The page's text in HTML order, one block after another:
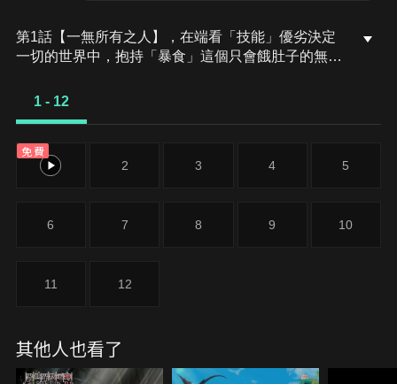
第1話【一無所有之人】，在端看「技能」優劣決定
一切的世界中，抱持「暴食」這個只會餓肚子的無用
過著遭受布雷立庫家三兄妹虐待，堪稱社會最底層生
城門的盜賊而發動了「暴食」真正的力量。那是可以
奪取殺害對象的技能及能力的力量。從這一天開始，
1 - 12
免費
1 2 3 4 5
6 7 8 9 10
11 12
其他人也看了